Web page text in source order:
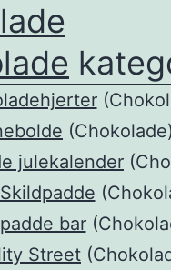
(Chokolade)
julekalender
bar
Street